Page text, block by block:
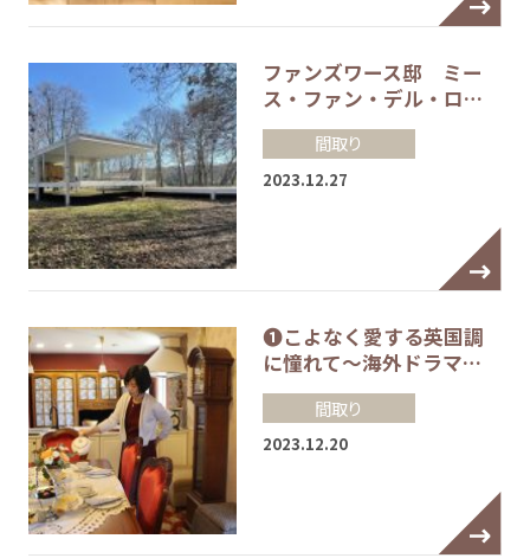
ファンズワース邸 ミー
ス・ファン・デル・ロ…
間取り
2023.12.27
❶こよなく愛する英国調
に憧れて～海外ドラマ…
間取り
2023.12.20